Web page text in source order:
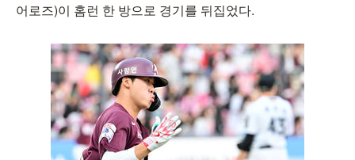
어로즈)이 홈런 한 방으로 경기를 뒤집었다.